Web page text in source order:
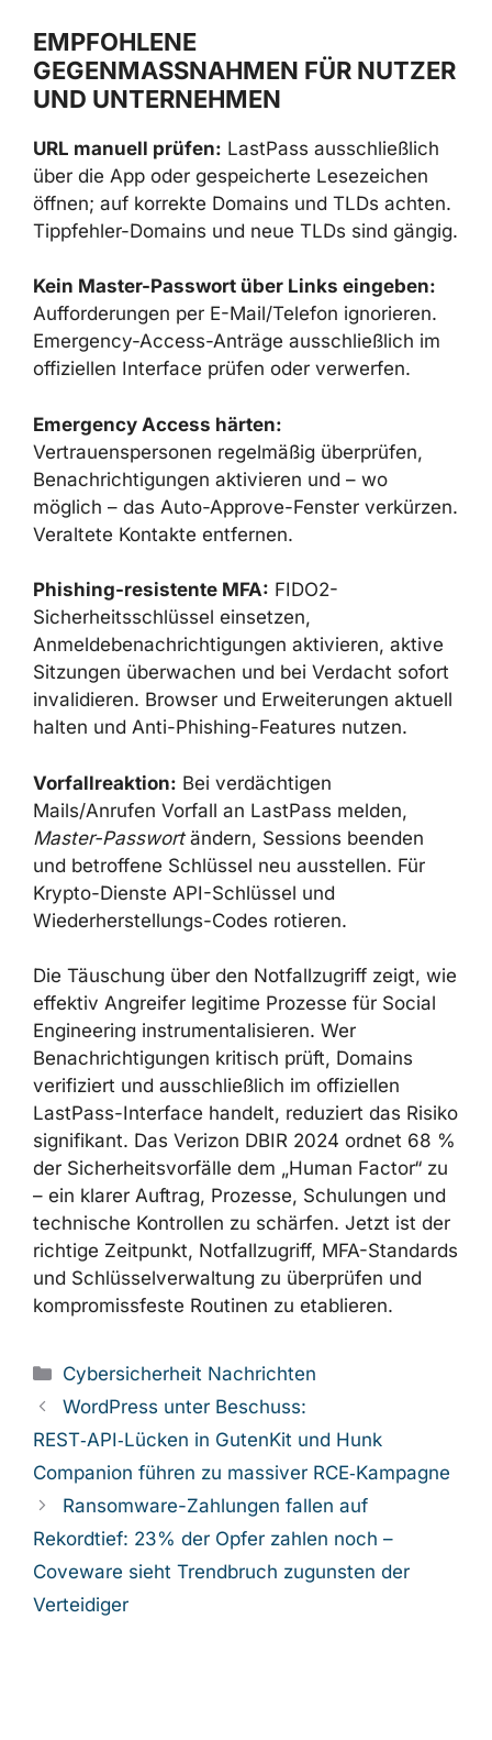
EMPFOHLENE
GEGENMASSNAHMEN FÜR NUTZER U
ND UNTERNEHMEN
URL manuell prüfen: LastPass ausschließlich
über die App oder gespeicherte Lesezeichen
öffnen; auf korrekte Domains und TLDs achten.
Tippfehler-Domains und neue TLDs sind gängig.
Kein Master-Passwort über Links eingeben:
Aufforderungen per E-Mail/Telefon ignorieren.
Emergency-Access-Anträge ausschließlich im
offiziellen Interface prüfen oder verwerfen.
Emergency Access härten:
Vertrauenspersonen regelmäßig überprüfen,
Benachrichtigungen aktivieren und – wo
möglich – das Auto-Approve-Fenster verkürzen.
Veraltete Kontakte entfernen.
Phishing-resistente MFA: FIDO2-
Sicherheitsschlüssel einsetzen,
Anmeldebenachrichtigungen aktivieren, aktive
Sitzungen überwachen und bei Verdacht sofort
invalidieren. Browser und Erweiterungen aktuell
halten und Anti-Phishing-Features nutzen.
Vorfallreaktion: Bei verdächtigen
Mails/Anrufen Vorfall an LastPass melden,
Master-Passwortändern, Sessions beenden
und betroffene Schlüssel neu ausstellen. Für
Krypto-Dienste API-Schlüssel und
Wiederherstellungs-Codes rotieren.
Die Täuschung über den Notfallzugriff zeigt, wie
effektiv Angreifer legitime Prozesse für Social
Engineering instrumentalisieren. Wer
Benachrichtigungen kritisch prüft, Domains
verifiziert und ausschließlich im offiziellen
LastPass-Interface handelt, reduziert das Risiko
signifikant. Das Verizon DBIR 2024 ordnet 68 %
der Sicherheitsvorfälle dem „Human Factor“ zu
– ein klarer Auftrag, Prozesse, Schulungen und
technische Kontrollen zu schärfen. Jetzt ist der
richtige Zeitpunkt, Notfallzugriff, MFA-Standards
und Schlüsselverwaltung zu überprüfen und
kompromissfeste Routinen zu etablieren.
Kategorien
Cybersicherheit Nachrichten
WordPress unter Beschuss:
REST‑API‑Lücken in GutenKit und Hunk
Companion führen zu massiver RCE‑Kampagne
Ransomware-Zahlungen fallen auf
Rekordtief: 23% der Opfer zahlen noch –
Coveware sieht Trendbruch zugunsten der
Verteidiger